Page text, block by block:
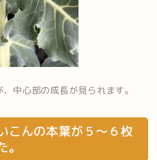
中心部の成長が見られます。
こんの本葉が５～６枚